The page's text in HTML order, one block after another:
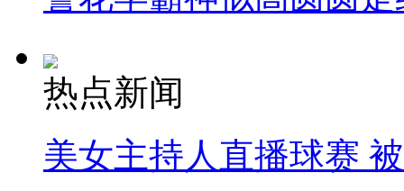
热点新闻
美女主持人直播球赛